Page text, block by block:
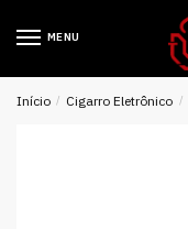
MENU
Início / Cigarro Eletrônico /